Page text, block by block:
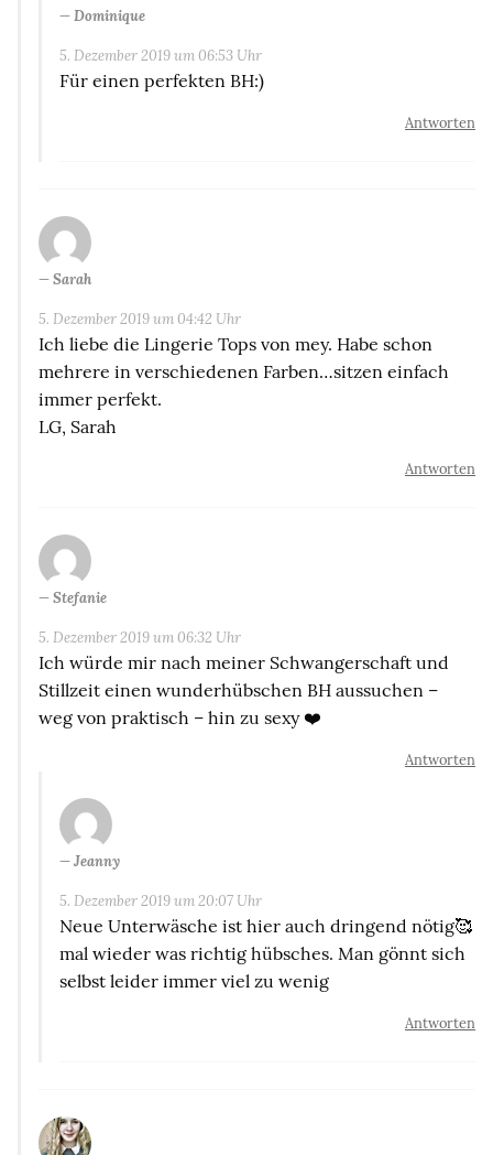
Dominique
5. Dezember 2019 um 06:53 Uhr
Für einen perfekten BH:)
Antworten
Sarah
5. Dezember 2019 um 04:42 Uhr
Ich liebe die Lingerie Tops von mey. Habe schon
mehrere in verschiedenen Farben…sitzen einfach
immer perfekt.
LG, Sarah
Antworten
Stefanie
5. Dezember 2019 um 06:32 Uhr
Ich würde mir nach meiner Schwangerschaft und
Stillzeit einen wunderhübschen BH aussuchen –
weg von praktisch – hin zu sexy ❤️
Antworten
Jeanny
5. Dezember 2019 um 20:07 Uhr
Neue Unterwäsche ist hier auch dringend nötig🥰
mal wieder was richtig hübsches. Man gönnt sich
selbst leider immer viel zu wenig
Antworten